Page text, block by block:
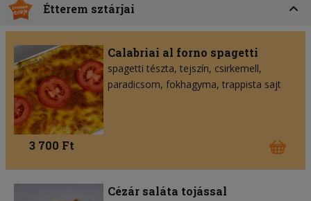
Étterem sztárjai
Calabriai al forno spagetti
spagetti tészta tejszín csirkemell
paradicsom fokhagyma trappista sajt
3 700 Ft
Cézár saláta tojással